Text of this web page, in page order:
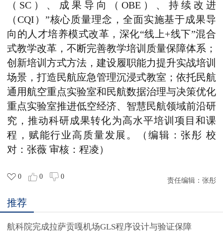
（SC）、成果导向（OBE）、持续改进
（CQI）”核心质量理念，全面实施基于成果导
向的人才培养模式改革，深化“线上+线下”混合
式教学改革，不断完善教学培训质量保障体系；
创新培训方式方法，建设履职能力提升实战培训
场景，打造民航应急管理沉浸式教室；依托民航
通用航空重点实验室和民航数据治理与决策优化
重点实验室推进低空经济、智慧民航领域前沿研
究，推动科研成果转化为高水平培训项目和课
程，赋能行业高质量发展。（编辑：张彤 校
对：张薇 审核：程凌）
0 0 0
责任编辑： 张彤
推荐
航科院完成拉萨贡嘎机场GLS程序设计与验证保障